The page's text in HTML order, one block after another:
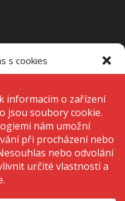
s cookies
to, abychom zlepšili
reklamy. Souhlas s
údaje, jako je chování
webu. Nesouhlas nebo
určité vlastnosti a funkce.